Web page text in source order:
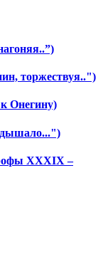
торжествуя..")
Онегину)
дышало...")
XXXIX –